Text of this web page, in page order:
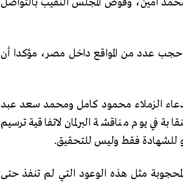
حجب عدد من المواقع داخل مصر، مؤكدا أن
الزملاء محمود كامل ومحمد سعد عبد
في يوم مناقشة البرلمان لاتفاقية ترسيم
للشهادة فقط وليس للتحقيق.
المحجوبة مثل هذه الوعود التي لم تنفذ حتى